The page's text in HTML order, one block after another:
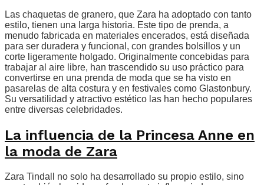
Las chaquetas de granero, que Zara ha adoptado con tanto
estilo, tienen una larga historia. Este tipo de prenda, a
menudo fabricada en materiales encerados, está diseñada
para ser duradera y funcional, con grandes bolsillos y un
corte ligeramente holgado. Originalmente concebidas para
trabajar al aire libre, han trascendido su uso práctico para
convertirse en una prenda de moda que se ha visto en
pasarelas de alta costura y en festivales como Glastonbury.
Su versatilidad y atractivo estético las han hecho populares
entre diversas celebridades.
La influencia de la Princesa Anne en
la moda de Zara
Zara Tindall no solo ha desarrollado su propio estilo, sino